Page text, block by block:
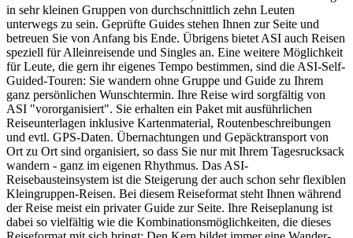
in sehr kleinen Gruppen von durchschnittlich zehn Leuten
unterwegs zu sein. Geprüfte Guides stehen Ihnen zur Seite und
betreuen Sie von Anfang bis Ende. Übrigens bietet ASI auch Reisen
speziell für Alleinreisende und Singles an. Eine weitere Möglichkeit
für Leute, die gern ihr eigenes Tempo bestimmen, sind die ASI-Self-
Guided-Touren: Sie wandern ohne Gruppe und Guide zu Ihrem
ganz persönlichen Wunschtermin. Ihre Reise wird sorgfältig von
ASI "vororganisiert". Sie erhalten ein Paket mit ausführlichen
Reiseunterlagen inklusive Kartenmaterial, Routenbeschreibungen
und evtl. GPS-Daten. Übernachtungen und Gepäcktransport von
Ort zu Ort sind organisiert, so dass Sie nur mit Ihrem Tagesrucksack
wandern - ganz im eigenen Rhythmus. Das ASI-
Reisebausteinsystem ist die Steigerung der auch schon sehr flexiblen
Kleingruppen-Reisen. Bei diesem Reiseformat steht Ihnen während
der Reise meist ein privater Guide zur Seite. Ihre Reiseplanung ist
dabei so vielfältig wie die Kombinationsmöglichkeiten, die dieses